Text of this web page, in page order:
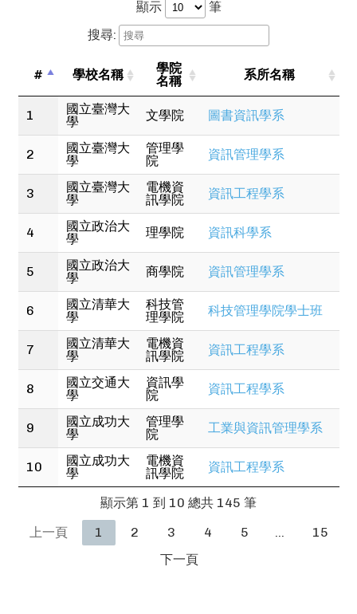
技專案經理、商業情報分析師、金融定量分析師、企
業營運分析師/業務分析師、產品設計師、廣告文案設
計人員、電信工程專家、電子工程師、電機工程師、
電子工程技師、機電工程師、半導體處理員、光電工
程師、製造工程技師、機械工程師、財務分析師、精
算師、統計員、品質管制分析師、國中教師、自動控
制工程師
顯示
筆
搜尋:
# 學校名稱
學院
名稱
系所名稱
1
國立臺灣大
學
文學院 圖書資訊學系
2
國立臺灣大
學
管理學
院
資訊管理學系
3
國立臺灣大
學
電機資
訊學院
資訊工程學系
4
國立政治大
學
理學院 資訊科學系
5
國立政治大
學
商學院 資訊管理學系
6
國立清華大
學
科技管
理學院
科技管理學院學士班
7
國立清華大
學
電機資
訊學院
資訊工程學系
8
國立交通大
學
資訊學
院
資訊工程學系
9
國立成功大
學
管理學
院
工業與資訊管理學系
10
國立成功大
學
電機資
訊學院
資訊工程學系
顯示第 1 到 10 總共 145 筆
上一頁
1 2 3 4 5 …
15
下一頁